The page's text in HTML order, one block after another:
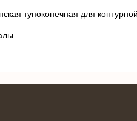
тупоконечная для